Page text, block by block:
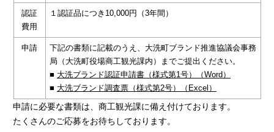
認証
費用
１認証品につき10,000円（3年間）
申請
下記の書類に記載のうえ、大洗町ブランド推進協議会事務
局（大洗町役場商工観光課内）までご提出ください。
■ 大洗ブランド認証申請書（様式第1号）（Word）
■ 大洗ブランド調査票（様式第2号）（Excel）
申請に必要な書類は、商工観光課に備え付けております。
たくさんのご応募をお待ちしております。